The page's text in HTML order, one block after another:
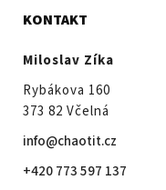
KONTAKT
Miloslav Zíka
Rybákova 160
373 82 Včelná
info@chaotit.cz
+420 773 597 137